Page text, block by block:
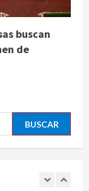
buscan
de
por